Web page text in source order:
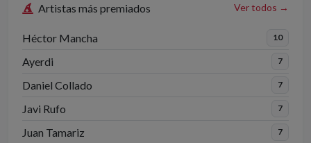
Artistas más premiados Ver todos →
Héctor Mancha 10
Ayerdi 7
Daniel Collado 7
Javi Rufo 7
Juan Tamariz 7